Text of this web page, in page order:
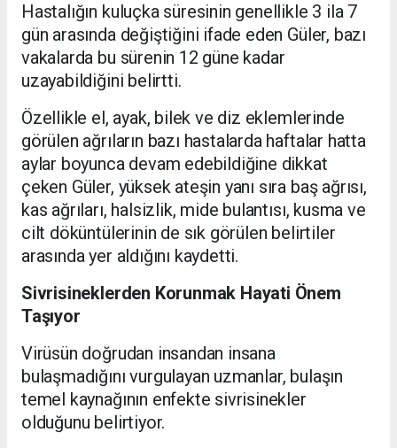
Hastalığın kuluçka süresinin genellikle 3 ila 7
gün arasında değiştiğini ifade eden Güler, bazı
vakalarda bu sürenin 12 güne kadar
uzayabildiğini belirtti.
Özellikle el, ayak, bilek ve diz eklemlerinde
görülen ağrıların bazı hastalarda haftalar hatta
aylar boyunca devam edebildiğine dikkat
çeken Güler, yüksek ateşin yanı sıra baş ağrısı,
kas ağrıları, halsizlik, mide bulantısı, kusma ve
cilt döküntülerinin de sık görülen belirtiler
arasında yer aldığını kaydetti.
Sivrisineklerden Korunmak Hayati Önem
Taşıyor
Virüsün doğrudan insandan insana
bulaşmadığını vurgulayan uzmanlar, bulaşın
temel kaynağının enfekte sivrisinekler
olduğunu belirtiyor.